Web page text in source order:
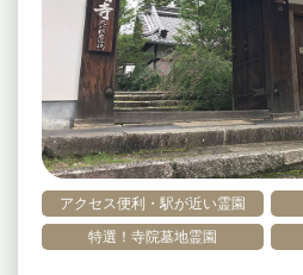
アクセス便利・駅が近い霊園
特選！寺院墓地霊園